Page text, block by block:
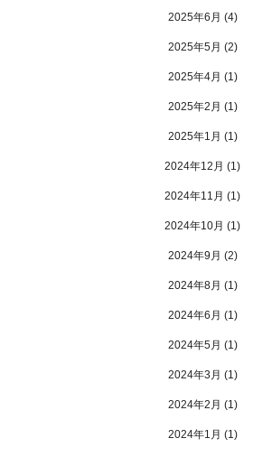
2025年6月 (4)
2025年5月 (2)
2025年4月 (1)
2025年2月 (1)
2025年1月 (1)
2024年12月 (1)
2024年11月 (1)
2024年10月 (1)
2024年9月 (2)
2024年8月 (1)
2024年6月 (1)
2024年5月 (1)
2024年3月 (1)
2024年2月 (1)
2024年1月 (1)